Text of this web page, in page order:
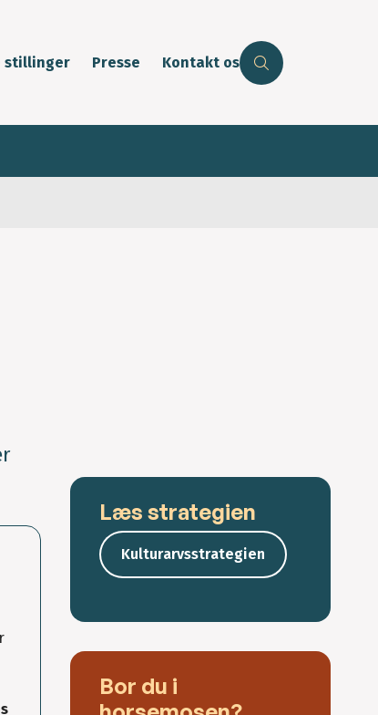
stillinger Presse Kontakt os
Læs strategien
Kulturarvsstrategien
Bor du i